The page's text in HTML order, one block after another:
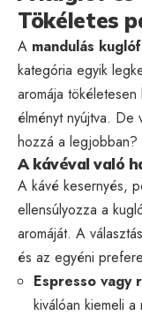
Tökéletes
A mandulás kuglóf
kategória egyik
aromája
élményt nyújtva. De
hozzá a legjobban?
A kávéval való
A kávé kesernyés,
ellensúlyozza a
aromáját. A
és az egyéni
Espresso vagy
kiválóan kiemeli